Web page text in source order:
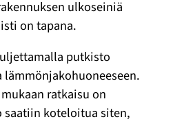
ulkoseiniä
on tapana.
putkisto
ratkaisu on
koteloitua siten,